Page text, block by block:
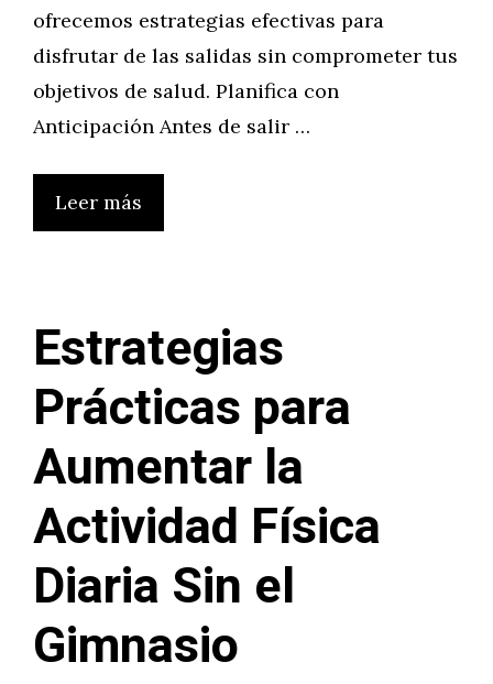
ofrecemos estrategias efectivas para
disfrutar de las salidas sin comprometer tus
objetivos de salud. Planifica con
Anticipación Antes de salir …
Leer más
Estrategias
Prácticas para
Aumentar la
Actividad Física
Diaria Sin el
Gimnasio